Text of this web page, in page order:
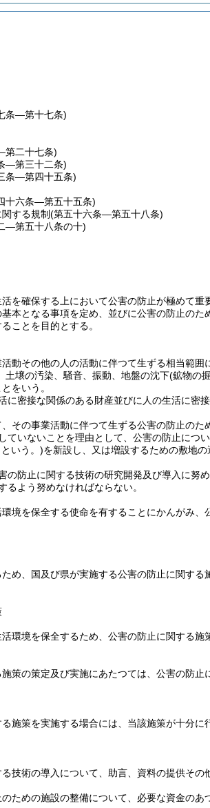
条―第十七条)
第二十七条)
―第三十二条)
条―第四十五条)
十六条―第五十五条)
する規制(第五十六条―第五十八条)
―第五十八条の十)
を確保する上において公害の防止が極めて
本となる事項を定め、並びに公害の防止の
ことを目的とする。
動その他の人の活動に伴つて生ずる相当範囲
、土壌の汚染、騒音、振動、地盤の沈下(鉱物の
をいう。
に密接な関係のある財産並びに人の生活に密
その事業活動に伴つて生ずる公害の防止のた
いないことを理由として、公害の防止につ
いう。)を新設し、又は増設するための敷地
防止に関する技術の研究開発及び導入に努め
よう努めなければならない。
境を保全する使命を有することにかんがみ
め、国及び県が実施する公害の防止に関す
環境を保全するため、公害の防止に関する
策の策定及び実施にあたつては、公害の防止
施策を実施する場合には、当該施策が十分
技術の導入について、助言、資料の提供その
ための施設の整備について、必要な資金のあ